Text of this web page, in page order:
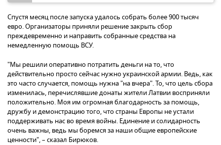
Спустя месяц после запуска удалось собрать более 900 тысяч
евро. Организаторы приняли решение закрыть сбор
преждевременно и направить собранные средства на
немедленную помощь ВСУ.
"Мы решили оперативно потратить деньги на то, что
действительно просто сейчас нужно украинской армии. Ведь, как
это часто случается, помощь нужна "на вчера". То, что цель сбора
изменилась, перечислявшие донаты жители Латвии восприняли
положительно. Моя им огромная благодарность за помощь,
дружбу и демонстрацию того, что страны Европы не устали
поддерживать нас во время войны. Единение и солидарность
очень важны, ведь мы боремся за наши общие европейские
ценности", – сказал Бирюков.